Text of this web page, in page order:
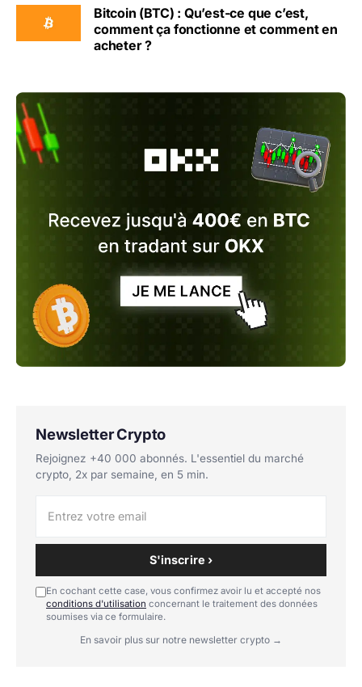
Bitcoin (BTC) : Qu’est-ce que c’est,
comment ça fonctionne et comment en
acheter ?
Newsletter Crypto
Rejoignez +40 000 abonnés. L'essentiel du marché
crypto, 2x par semaine, en 5 min.
S'inscrire ›
En cochant cette case, vous confirmez avoir lu et accepté nos
conditions d'utilisation concernant le traitement des données
soumises via ce formulaire.
En savoir plus sur notre newsletter crypto →